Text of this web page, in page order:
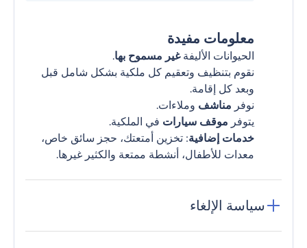
معلومات مفيدة
الحيوانات الأليفةغير مسموح بها.
نقوم بتنظيف وتعقيم كل ملكية بشكل شامل قبل
وبعد كل إقامة.
نوفر مناشف وملاءات.
يتوفر موقف سيارات في الملكية.
خدمات إضافية: تخزين أمتعتك، حجز سائق خاص،
معدات للأطفال، أنشطة ممتعة والكثير غيرها.
سياسة الإلغاء